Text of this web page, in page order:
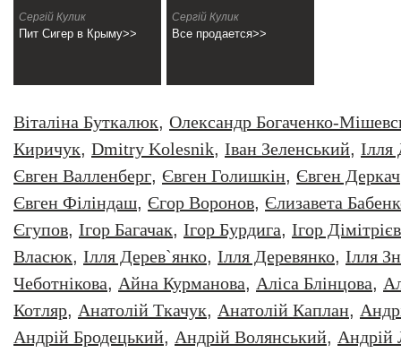
Сергій Кулик
Пит Сигер в Крыму>>
Сергій Кулик
Все продается>>
Віталіна Буткалюк, Олександр Богаченко-
Киричук, Dmitry Kolesnik, Iван Зеленський, Iлля
Євген Валленберг, Євген Голишкін, Євген Деркач
Євген Філіндаш, Єгор Воронов, Єлизавета
Єгупов, Ігор Багачак, Ігор Бурдига, Ігор Дімітрієв
Власюк, Ілля Дерев`янко, Ілля Деревянко, Ілля
Чеботнікова, Айна Курманова, Аліса Блінцова,
Котляр, Анатолiй Ткачук, Анатолій Каплан,
Андрій Бродецький, Андрій Волянський, Андрій